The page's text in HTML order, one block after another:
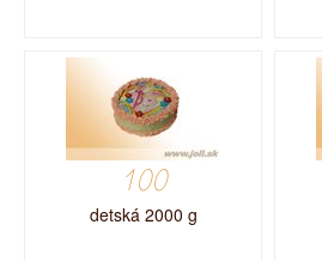
100
detská 2000 g